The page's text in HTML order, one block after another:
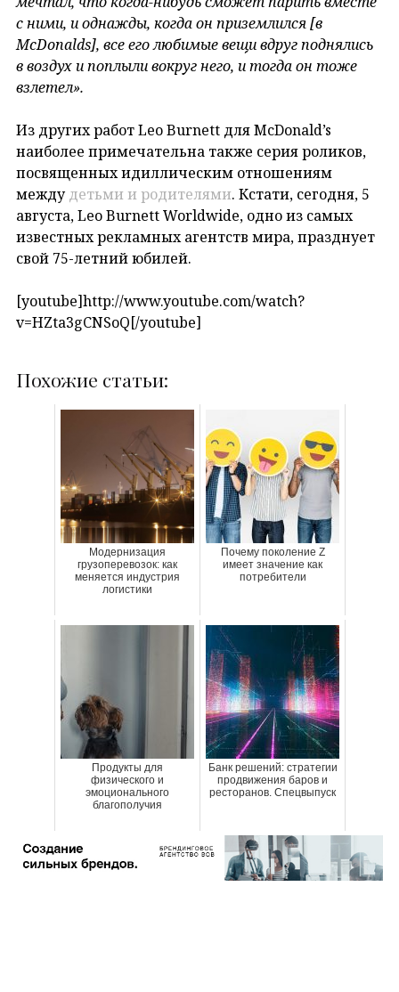
с ними, и однажды, когда он приземлился [в
McDonalds], все его любимые вещи вдруг поднялись
в воздух и поплыли вокруг него, и тогда он тоже
взлетел».
Из других работ Leo Burnett для McDonald’s
наиболее примечательна также серия роликов,
посвященных идиллическим отношениям
междудетьми и родителями. Кстати, сегодня, 5
августа, Leo Burnett Worldwide, одно из самых
известных рекламных агентств мира, празднует
свой 75-летний юбилей.
[youtube]http://www.youtube.com/watch?
v=HZta3gCNSoQ[/youtube]
Похожие статьи:
Модернизация
грузоперевозок: как
меняется индустрия
логистики
Почему поколение Z
имеет значение как
потребители
Продукты для
физического и
эмоционального
благополучия
Банк решений: стратегии
продвижения баров и
ресторанов. Спецвыпуск